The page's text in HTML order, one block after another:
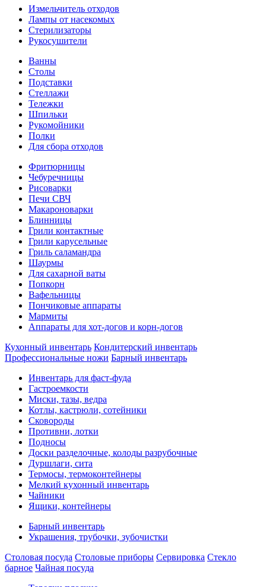
Измельчитель отходов
Лампы от насекомых
Стерилизаторы
Рукосушители
Ванны
Столы
Подставки
Стеллажи
Тележки
Шпильки
Рукомойники
Полки
Для сбора отходов
Фритюрницы
Чебуречницы
Рисоварки
Печи СВЧ
Макароноварки
Блинницы
Грили контактные
Грили карусельные
Гриль саламандра
Шаурмы
Для сахарной ваты
Попкорн
Вафельницы
Пончиковые аппараты
Мармиты
Аппараты для хот-догов и корн-догов
Кухонный инвентарь Кондитерский инвентарь
Профессиональные ножи Барный инвентарь
Инвентарь для фаст-фуда
Гастроемкости
Миски, тазы, ведра
Котлы, кастрюли, сотейники
Сковороды
Противни, лотки
Подносы
Доски разделочные, колоды разрубочные
Дуршлаги, сита
Термосы, термоконтейнеры
Мелкий кухонный инвентарь
Чайники
Ящики, контейнеры
Барный инвентарь
Украшения, трубочки, зубочистки
Столовая посуда Столовые приборы Сервировка Стекло
барное Чайная посуда